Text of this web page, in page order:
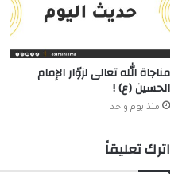
مناجاة الله تعالى لزوّار الإمام
الحسين (ع) !
منذ يوم واحد
اترك تعليقاً